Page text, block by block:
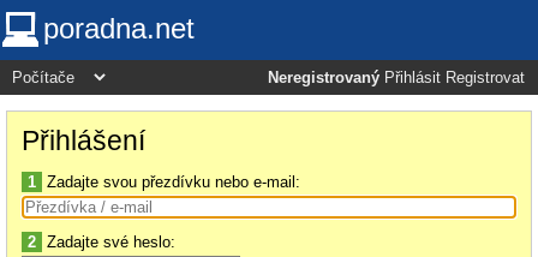
poradna.net
Neregistrovaný Přihlásit Registrovat
Přihlášení
1 Zadajte svou přezdívku nebo e-mail:
2 Zadajte své heslo: